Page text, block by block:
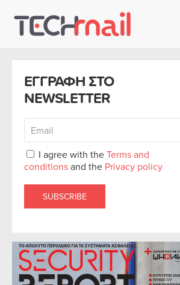
Skip to main content
ΕΓΓΡΑΦΗ ΣΤΟ
NEWSLETTER
I agree with theTerms and
conditionsand the Privacy policy
SUBSCRIBE